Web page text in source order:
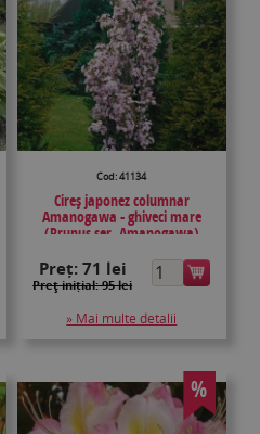
Cod: 41134
Cireş japonez columnar
Amanogawa - ghiveci mare
(Prunus ser. Amanogawa)
Preț: 71 lei
Preţ inițial: 95 lei
» Mai multe detalii
%